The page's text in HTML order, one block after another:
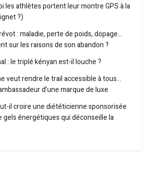
les athlètes portent leur montre GPS à la
?)
: maladie, perte de poids, dopage…
sur les raisons de son abandon ?
: le triplé kényan est-il louche ?
veut rendre le trail accessible à tous…
d’une marque de luxe
il croire une diététicienne sponsorisée
gels énergétiques qui déconseille la